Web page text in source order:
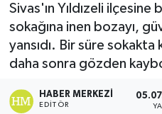
Sivas'ın Yıldızeli ilçesine
sokağına inen bozayı,
yansıdı. Bir süre sokakta
daha sonra gözden
HABER MERKEZI
EDITÖR
Son Dakika Haberleri
Haber Arşivi